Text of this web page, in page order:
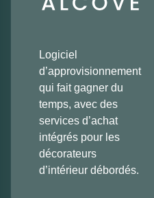
Logiciel
d’approvisionnement
qui fait gagner du
temps, avec des
services d’achat
intégrés pour les
décorateurs
d’intérieur débordés.